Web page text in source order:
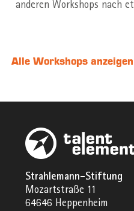
anderen Workshops nach
Alle Workshops anzeigen
Strahlemann-Stiftung
Mozartstraße 11
64646 Heppenheim